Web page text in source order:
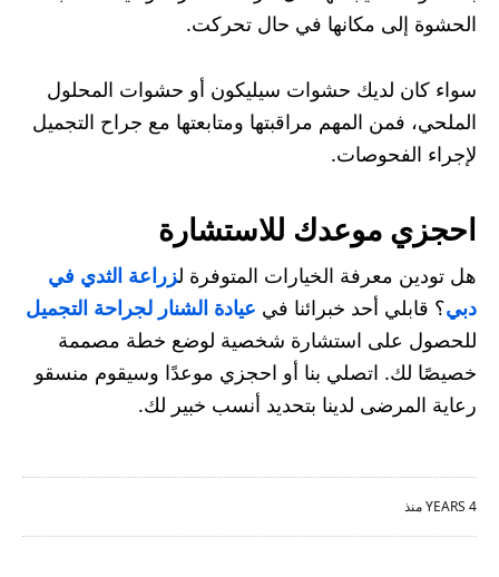
الحشوة إلى مكانها في حال تحركت.
سواء كان لديك حشوات سيليكون أو حشوات المحلول
الملحي، فمن المهم مراقبتها ومتابعتها مع جراح التجميل
لإجراء الفحوصات.
احجزي موعدك للاستشارة
هل تودين معرفة الخيارات المتوفرة لزراعة الثدي في
دبي؟ قابلي أحد خبرائنا في عيادة الشنار لجراحة التجميل
للحصول على استشارة شخصية لوضع خطة مصممة
خصيصًا لك. اتصلي بنا أو احجزي موعدًا وسيقوم منسقو
رعاية المرضى لدينا بتحديد أنسب خبير لك.
4 YEARS منذ